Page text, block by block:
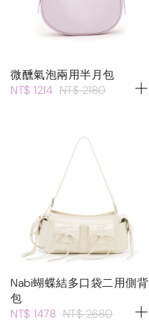
微醺氣泡兩用半月包
NT$ 1214 NT$ 2180
Nabi蝴蝶結多口袋二用側背
包
NT$ 1478 NT$ 2680